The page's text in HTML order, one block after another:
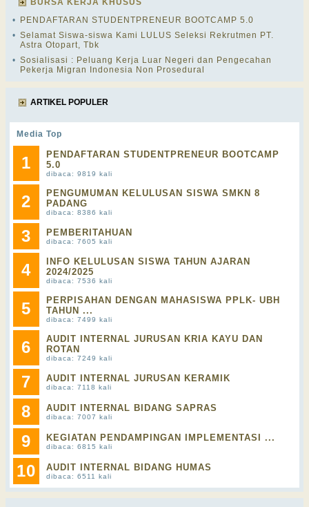
BURSA KERJA KHUSUS
•
PENDAFTARAN STUDENTPRENEUR BOOTCAMP 5.0
• Selamat Siswa-siswa Kami LULUS Seleksi Rekrutmen PT.
Astra Otopart, Tbk
• Sosialisasi : Peluang Kerja Luar Negeri dan Pengecahan
Pekerja Migran Indonesia Non Prosedural
ARTIKEL POPULER
Media Top
1
PENDAFTARAN STUDENTPRENEUR BOOTCAMP
5.0
dibaca: 9819 kali
2
PENGUMUMAN KELULUSAN SISWA SMKN 8
PADANG
dibaca: 8386 kali
3 PEMBERITAHUAN
dibaca: 7605 kali
4
INFO KELULUSAN SISWA TAHUN AJARAN
2024/2025
dibaca: 7536 kali
5
PERPISAHAN DENGAN MAHASISWA PPLK- UBH
TAHUN ...
dibaca: 7499 kali
6
AUDIT INTERNAL JURUSAN KRIA KAYU DAN
ROTAN
dibaca: 7249 kali
7 AUDIT INTERNAL JURUSAN KERAMIK
dibaca: 7118 kali
8 AUDIT INTERNAL BIDANG SAPRAS
dibaca: 7007 kali
9 KEGIATAN PENDAMPINGAN IMPLEMENTASI ...
dibaca: 6815 kali
10 AUDIT INTERNAL BIDANG HUMAS
dibaca: 6511 kali